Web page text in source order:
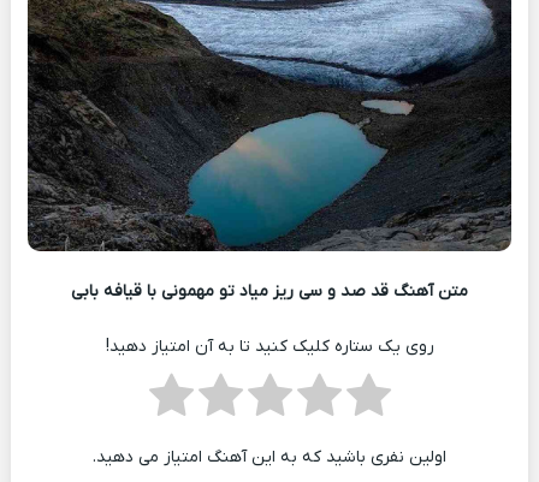
متن آهنگ قد صد و سی ریز میاد تو مهمونی با قیافه بابی
روی یک ستاره کلیک کنید تا به آن امتیاز دهید!
اولین نفری باشید که به این آهنگ امتیاز می دهید.